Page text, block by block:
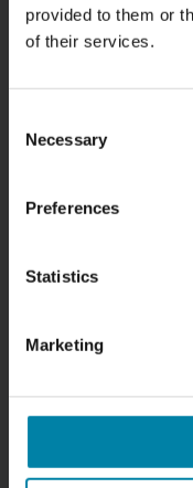
provided to them or
of their services.
Selection
Necessary
Preferences
Statistics
Marketing
Våra priser varierar
visas en lista
TYP AV
Reparation av
*Kan tillkomma på priset
- upp till 17 tum